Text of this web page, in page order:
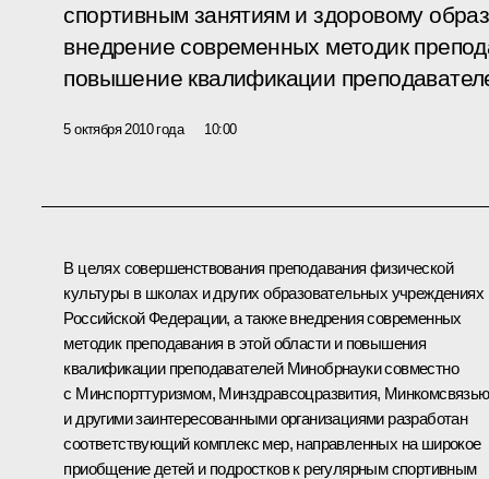
спортивным занятиям и здоровому
внедрение современных методик
повышение квалификации
5 октября 2010 года 10:00
В целях совершенствования преподавания физической
культуры в школах и других образовательных учреждениях
Российской Федерации, а также внедрения современных
методик преподавания в этой области и повышения
квалификации преподавателей Минобрнауки совместно
с Минспорттуризмом, Минздравсоцразвития, Минкомсвязью
и другими заинтересованными организациями разработан
соответствующий комплекс мер, направленных на широкое
приобщение детей и подростков к регулярным спортивным